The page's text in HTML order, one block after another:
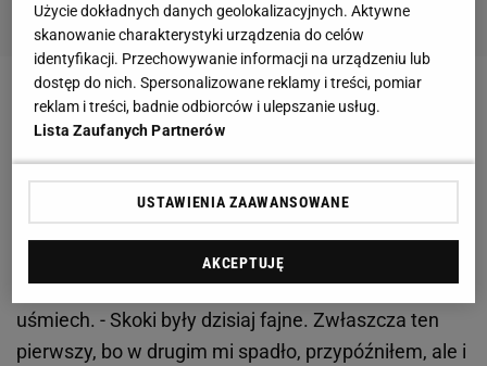
Zobacz wideo
Żyła: Trzeba pracować i być wytrwałym
- Na pewno myśli o jeszcze lepszej pozycji były, ale
skupiłem się na swojej pracy - mówił po konkursie
Żyła, u którego wreszcie widać było wyraźny
uśmiech. - Skoki były dzisiaj fajne. Zwłaszcza ten
pierwszy, bo w drugim mi spadło, przypóźniłem, ale i
Użycie dokładnych danych geolokalizacyjnych. Aktywne
skanowanie charakterystyki urządzenia do celów
identyfikacji. Przechowywanie informacji na urządzeniu lub
dostęp do nich. Spersonalizowane reklamy i treści, pomiar
reklam i treści, badnie odbiorców i ulepszanie usług.
Lista Zaufanych Partnerów
USTAWIENIA ZAAWANSOWANE
AKCEPTUJĘ